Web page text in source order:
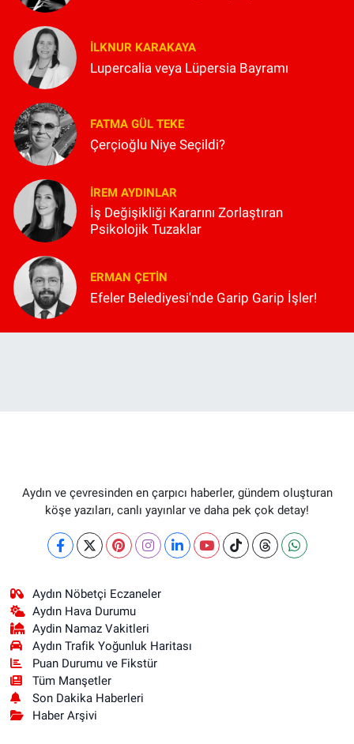
İLKNUR KARAKAYA
Lupercalia veya Lüpersia Bayramı
FATMA GÜL TEKE
Çerçioğlu Niye Seçildi?
İREM AYDINLAR
İş Değişikliği Kararını Zorlaştıran
Psikolojik Tuzaklar
ERMAN ÇETIN
Efeler Belediyesi'nde Garip Garip İşler!
Aydın ve çevresinden en çarpıcı haberler, gündem oluşturan
köşe yazıları, canlı yayınlar ve daha pek çok detay!
Aydın Nöbetçi Eczaneler
Aydın Hava Durumu
Aydin Namaz Vakitleri
Aydın Trafik Yoğunluk Haritası
Puan Durumu ve Fikstür
Tüm Manşetler
Son Dakika Haberleri
Haber Arşivi